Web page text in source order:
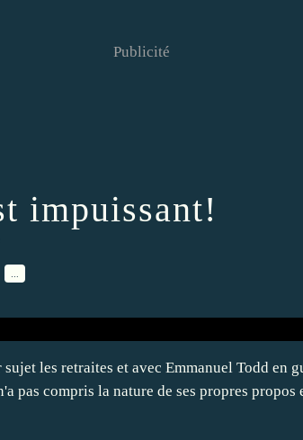
Publicité
impuissant!
les retraites et avec Emmanuel Todd en
pas compris la nature de ses propres propos